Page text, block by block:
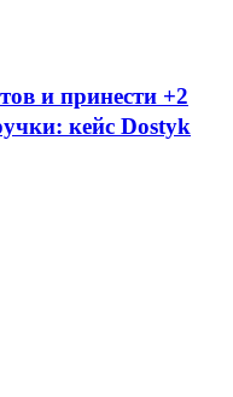
и принести +2
кейс Dostyk